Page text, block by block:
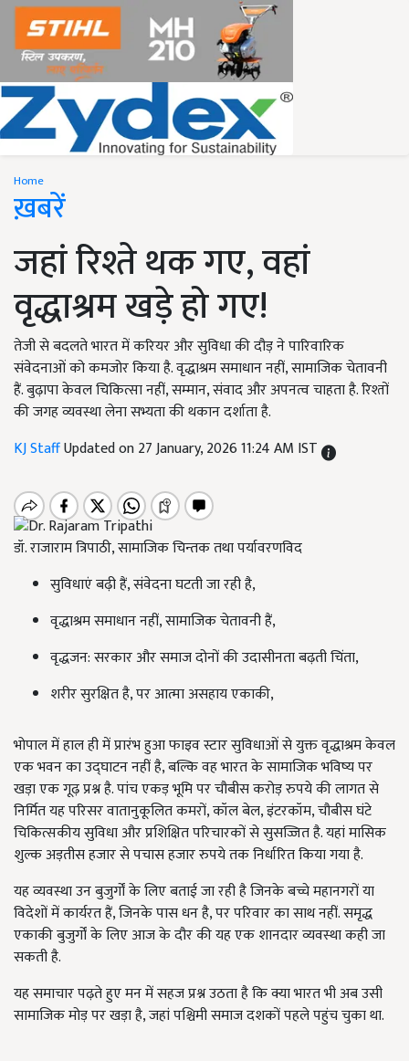
Home
ख़बरें
जहां रिश्ते थक गए, वहां
वृद्धाश्रम खड़े हो गए!
तेजी से बदलते भारत में करियर और सुविधा की दौड़ ने पारिवारिक
संवेदनाओं को कमजोर किया है. वृद्धाश्रम समाधान नहीं, सामाजिक चेतावनी
हैं. बुढ़ापा केवल चिकित्सा नहीं, सम्मान, संवाद और अपनत्व चाहता है. रिश्तों
की जगह व्यवस्था लेना सभ्यता की थकान दर्शाता है.
KJ StaffUpdated on 27 January, 2026 11:24 AM IST
डॉ. राजाराम त्रिपाठी, सामाजिक चिन्तक तथा पर्यावरणविद
सुविधाएं बढ़ी हैं, संवेदना घटती जा रही है,
वृद्धाश्रम समाधान नहीं, सामाजिक चेतावनी हैं,
वृद्धजन: सरकार और समाज दोनों की उदासीनता बढ़ती चिंता,
शरीर सुरक्षित है, पर आत्मा असहाय एकाकी,
भोपाल में हाल ही में प्रारंभ हुआ फाइव स्टार सुविधाओं से युक्त वृद्धाश्रम केवल
एक भवन का उद्घाटन नहीं है, बल्कि वह भारत के सामाजिक भविष्य पर
खड़ा एक गूढ़ प्रश्न है. पांच एकड़ भूमि पर चौबीस करोड़ रुपये की लागत से
निर्मित यह परिसर वातानुकूलित कमरों, कॉल बेल, इंटरकॉम, चौबीस घंटे
चिकित्सकीय सुविधा और प्रशिक्षित परिचारकों से सुसज्जित है. यहां मासिक
शुल्क अड़तीस हजार से पचास हजार रुपये तक निर्धारित किया गया है.
यह व्यवस्था उन बुजुर्गों के लिए बताई जा रही है जिनके बच्चे महानगरों या
विदेशों में कार्यरत हैं, जिनके पास धन है, पर परिवार का साथ नहीं. समृद्ध
एकाकी बुजुर्गों के लिए आज के दौर की यह एक शानदार व्यवस्था कही जा
सकती है.
यह समाचार पढ़ते हुए मन में सहज प्रश्न उठता है कि क्या भारत भी अब उसी
सामाजिक मोड़ पर खड़ा है, जहां पश्चिमी समाज दशकों पहले पहुंच चुका था.